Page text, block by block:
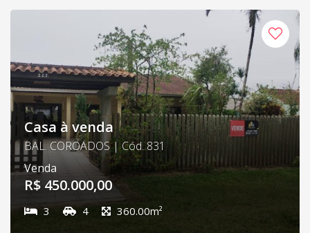
Casa à venda
BAL. COROADOS | Cód. 831
Venda
R$ 450.000,00
3 4 360.00m²